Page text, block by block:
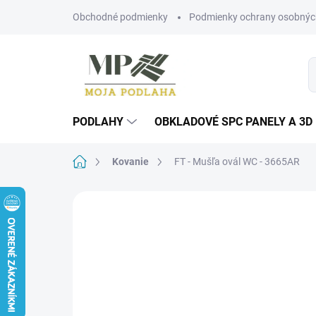
Obchodné podmienky Podmienky ochrany
PODLAHY OBKLADOVÉ SPC PANELY A
DomovKovanie FT - Mušľa ovál WC - 3665AR